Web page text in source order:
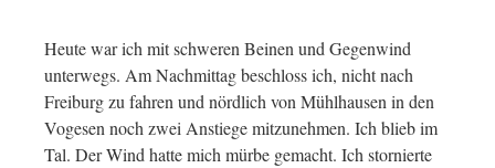
Heute war ich mit schweren Beinen und Gegenwind
unterwegs. Am Nachmittag beschloss ich, nicht nach
Freiburg zu fahren und nördlich von Mühlhausen in den
Vogesen noch zwei Anstiege mitzunehmen. Ich blieb im
Tal. Der Wind hatte mich mürbe gemacht. Ich stornierte